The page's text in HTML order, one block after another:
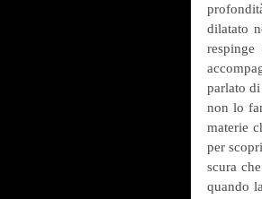
dilatato
parlato
non lo
materie
per
scura
quando